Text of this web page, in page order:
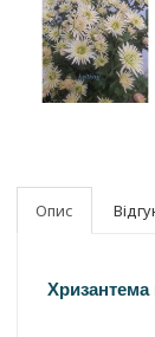
Опис